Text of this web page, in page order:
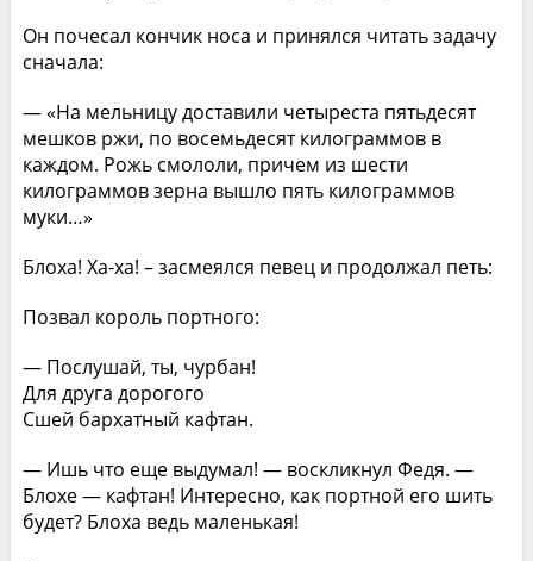
Он почесал кончик носа и принялся читать задачу
сначала:
— «На мельницу доставили четыреста пятьдесят
мешков ржи, по восемьдесят килограммов в
каждом. Рожь смололи, причем из шести
килограммов зерна вышло пять килограммов
муки…»
Блоха! Ха-ха! – засмеялся певец и продолжал петь:
Позвал король портного:
— Послушай, ты, чурбан!
Для друга дорогого
Сшей бархатный кафтан.
— Ишь что еще выдумал! — воскликнул Федя. —
Блохе — кафтан! Интересно, как портной его шить
будет? Блоха ведь маленькая!